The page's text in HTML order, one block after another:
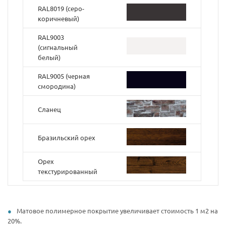
RAL8019 (серо-
коричневый)
RAL9003
(cигнальный
белый)
RAL9005 (черная
смородина)
Сланец
Бразильский орех
Орех
текстурированный
Матовое полимерное покрытие увеличивает стоимость 1 м2 на
20%.